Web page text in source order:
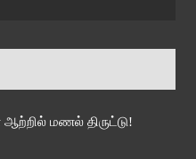
மணல் திருட்டு!